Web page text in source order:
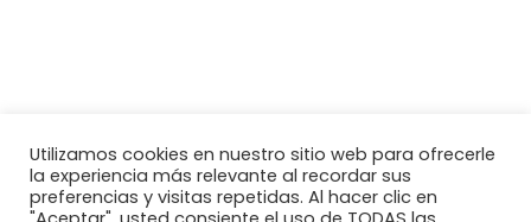
Utilizamos cookies en nuestro sitio web para ofrecerle
la experiencia más relevante al recordar sus
preferencias y visitas repetidas. Al hacer clic en